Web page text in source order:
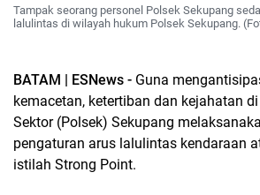
Tampak seorang personel Polsek Sekupang
lalulintas di wilayah hukum Polsek Sekupang.
BATAM | ESNews - Guna
kemacetan, ketertiban dan kejahatan
Sektor (Polsek) Sekupang
pengaturan arus lalulintas kendaraan
istilah Strong Point.